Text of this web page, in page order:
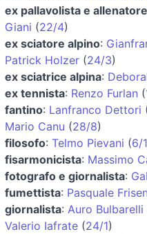
ex pallavolista e
Giani (22/4)
ex sciatore alpino:
Patrick Holzer (24/3)
ex sciatrice alpina:
ex tennista: Renzo Furlan (
fantino: Lanfranco Dettori
Mario Canu (28/8)
filosofo: Telmo Pievani (6/
fisarmonicista: Massimo
fotografo e giornalista:
fumettista: Pasquale
giornalista: Auro Bulbarelli
Valerio Iafrate (24/1)